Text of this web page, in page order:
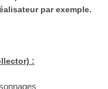
par exemple.
: